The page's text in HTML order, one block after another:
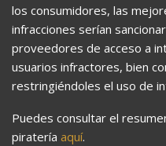
los consumidores, las
infracciones serían
proveedores de acceso a
usuarios infractores, bien
restringiéndoles el uso de
Puedes consultar el
piratería aquí.